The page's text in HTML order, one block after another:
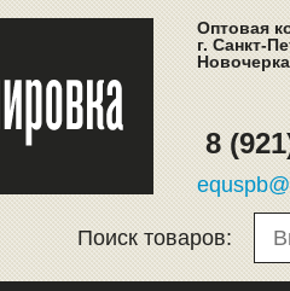
Оптовая
г. Санкт-
8
Поиск товаров: